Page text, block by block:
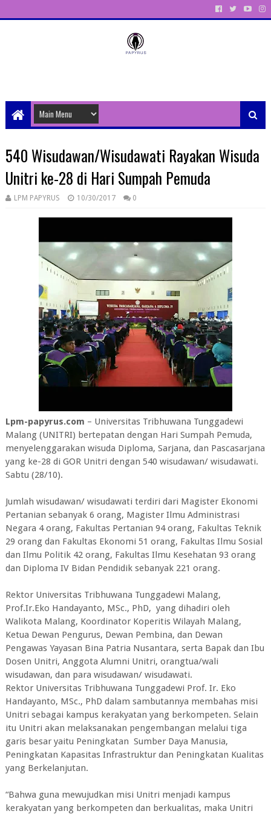
540 Wisudawan/Wisudawati Rayakan Wisuda
Unitri ke-28 di Hari Sumpah Pemuda
LPM PAPYRUS 10/30/2017 0
Lpm-papyrus.com – Universitas Tribhuwana Tunggadewi
Malang (UNITRI) bertepatan dengan Hari Sumpah Pemuda,
menyelenggarakan wisuda Diploma, Sarjana, dan Pascasarjana
yang ke-28 di GOR Unitri dengan 540 wisudawan/ wisudawati.
Sabtu (28/10).
Jumlah wisudawan/ wisudawati terdiri dari Magister Ekonomi
Pertanian sebanyak 6 orang, Magister Ilmu Administrasi
Negara 4 orang, Fakultas Pertanian 94 orang, Fakultas Teknik
29 orang dan Fakultas Ekonomi 51 orang, Fakultas Ilmu Sosial
dan Ilmu Politik 42 orang, Fakultas Ilmu Kesehatan 93 orang
dan Diploma IV Bidan Pendidik sebanyak 221 orang.
Rektor Universitas Tribhuwana Tunggadewi Malang,
Prof.Ir.Eko Handayanto, MSc., PhD, yang dihadiri oleh
Walikota Malang, Koordinator Koperitis Wilayah Malang,
Ketua Dewan Pengurus, Dewan Pembina, dan Dewan
Pengawas Yayasan Bina Patria Nusantara, serta Bapak dan Ibu
Dosen Unitri, Anggota Alumni Unitri, orangtua/wali
wisudawan, dan para wisudawan/ wisudawati.
Rektor Universitas Tribhuwana Tunggadewi Prof. Ir. Eko
Handayanto, MSc., PhD dalam sambutannya membahas misi
Unitri sebagai kampus kerakyatan yang berkompeten. Selain
itu Unitri akan melaksanakan pengembangan melalui tiga
garis besar yaitu Peningkatan Sumber Daya Manusia,
Peningkatan Kapasitas Infrastruktur dan Peningkatan Kualitas
yang Berkelanjutan.
“Bahwa guna mewujudkan misi Unitri menjadi kampus
kerakyatan yang berkompeten dan berkualitas, maka Unitri